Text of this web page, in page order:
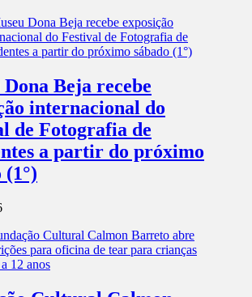
Beja recebe
internacional do
de Fotografia de
a partir do próximo
(1°)